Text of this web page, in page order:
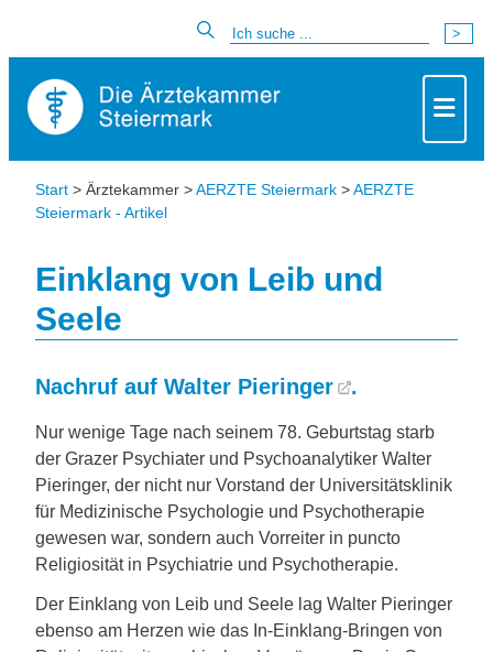
Start > Ärztekammer >AERZTE Steiermark >AERZTE
Steiermark - Artikel
Einklang von Leib und
Seele
Nachruf auf Walter Pieringer .
Nur wenige Tage nach seinem 78. Geburtstag starb
der Grazer Psychiater und Psychoanalytiker Walter
Pieringer, der nicht nur Vorstand der Universitätsklinik
für Medizinische Psychologie und Psychotherapie
gewesen war, sondern auch Vorreiter in puncto
Religiosität in Psychiatrie und Psychotherapie.
Der Einklang von Leib und Seele lag Walter Pieringer
ebenso am Herzen wie das In-Einklang-Bringen von